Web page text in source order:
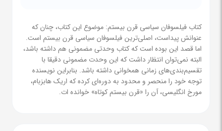
کتاب فیلسوفان سیاسی قرن بیستم: موضوع این کتاب، چنان که
عنوانش پیداست، اصلی‌ترین فیلسوفان سیاسی قرن بیستم است.
اما قصد این بوده است که کتاب وحدتی مضمونی هم داشته باشد،
البته نمی‌توان انتظار داشت که این وحدت مضمونی دقیقا با
تقسیم‌بندی‌های زمانی همخوانی داشته باشد. بنابراین نویسنده
توجه خود را منحصر و محدود به دوره‌ای کرده که اریک هابزبام،
مورخ انگلیسی، آن را «قرن بیستم کوتاه» خوانده ات.